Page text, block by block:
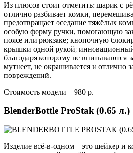
Из плюсов стоит отметить: шарик с
отлично разбивает комки,
предотвращает оседание тяжёлых
особую форму ручки, помогающую
поясе или рюкзаке; кнопочную
крышки одной рукой; инновационный
благодаря которому не впитываются
мутнеет, не окрашивается и отлично
повреждений.
Стоимость модели – 980 р.
BlenderBottle ProStak (0.65 л.)
Изделие всё-в-одном – это шейкер и